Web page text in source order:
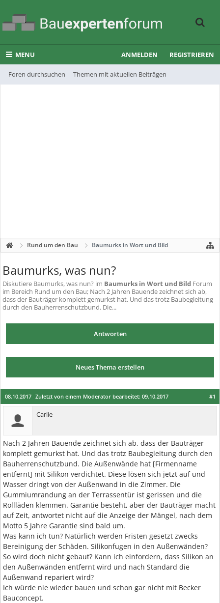
MENU
Foren durchsuchen Themen mit aktuellen Beiträgen
ANMELDEN REGISTRIEREN
Rund um den Bau Baumurks in Wort und Bild
Baumurks, was nun?
Diskutiere Baumurks, was nun? im Baumurks in Wort und Bild Forum
im Bereich Rund um den Bau; Nach 2 Jahren Bauende zeichnet sich ab,
dass der Bauträger komplett gemurkst hat. Und das trotz Baubegleitung
durch den Bauherrenschutzbund. Die...
Antworten
Neues Thema erstellen
#1
08.10.2017 Zuletzt von einem Moderator bearbeitet: 09.10.2017
Carlie
Nach 2 Jahren Bauende zeichnet sich ab, dass der Bauträger
komplett gemurkst hat. Und das trotz Baubegleitung durch den
Bauherrenschutzbund. Die Außenwände hat [Firmenname
entfernt] mit Silikon verdichtet. Diese lösen sich jetzt auf und
Wasser dringt von der Außenwand in die Zimmer. Die
Gummiumrandung an der Terrassentür ist gerissen und die
Rollläden klemmen. Garantie besteht, aber der Bauträger macht
auf Zeit, antwortet nicht auf die Anzeige der Mängel, nach dem
Motto 5 Jahre Garantie sind bald um.
Was kann ich tun? Natürlich werden Fristen gesetzt zwecks
Bereinigung der Schäden. Silikonfugen in den Außenwänden?
So wird doch nicht gebaut? Kann ich einfordern, dass Silikon an
den Außenwänden entfernt wird und nach Standard die
Außenwand repariert wird?
Ich würde nie wieder bauen und schon gar nicht mit Becker
Bauconcept.